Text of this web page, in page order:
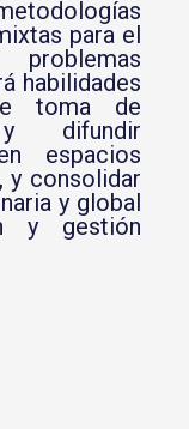
para el
habilidades
toma de
difundir
espacios
y consolidar
y global
y gestión